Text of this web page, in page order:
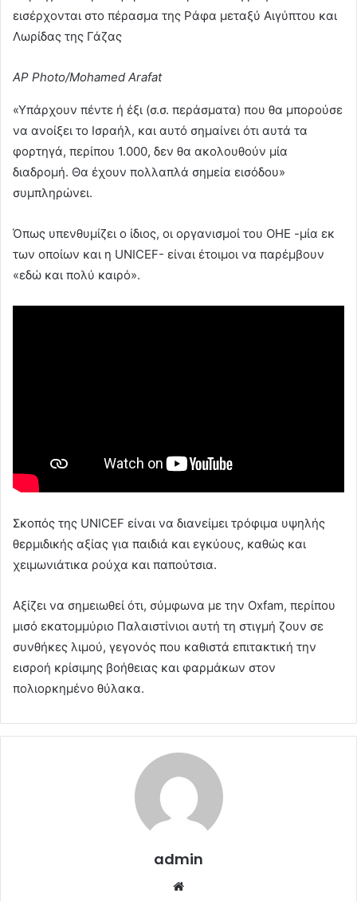
εισέρχονται στο πέρασμα της Ράφα μεταξύ Αιγύπτου και
Λωρίδας της Γάζας
AP Photo/Mohamed Arafat
«Υπάρχουν πέντε ή έξι (σ.σ. περάσματα) που θα μπορούσε
να ανοίξει το Ισραήλ, και αυτό σημαίνει ότι αυτά τα
φορτηγά, περίπου 1.000, δεν θα ακολουθούν μία
διαδρομή. Θα έχουν πολλαπλά σημεία εισόδου»
συμπληρώνει.
Όπως υπενθυμίζει ο ίδιος, οι οργανισμοί του ΟΗΕ -μία εκ
των οποίων και η UNICEF- είναι έτοιμοι να παρέμβουν
«εδώ και πολύ καιρό».
Σκοπός της UNICEF είναι να διανείμει τρόφιμα υψηλής
θερμιδικής αξίας για παιδιά και εγκύους, καθώς και
χειμωνιάτικα ρούχα και παπούτσια.
Αξίζει να σημειωθεί ότι, σύμφωνα με την Oxfam, περίπου
μισό εκατομμύριο Παλαιστίνιοι αυτή τη στιγμή ζουν σε
συνθήκες λιμού, γεγονός που καθιστά επιτακτική την
εισροή κρίσιμης βοήθειας και φαρμάκων στον
πολιορκημένο θύλακα.
admin